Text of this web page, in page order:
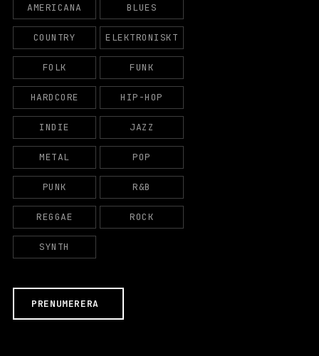
AMERICANA BLUES
COUNTRY ELEKTRONISKT
FOLK FUNK
HARDCORE HIP-HOP
INDIE JAZZ
METAL POP
PUNK R&B
REGGAE ROCK
SYNTH
PRENUMERERA
N
ö
d
ä
d
g